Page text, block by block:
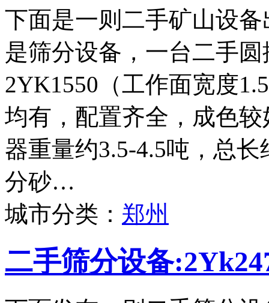
下面是一则二手矿山设
是筛分设备，一台二手
2YK1550（工作面宽度
均有，配置齐全，成色
器重量约3.5-4.5吨，总
分砂…
城市分类： 郑州
二手筛分设备